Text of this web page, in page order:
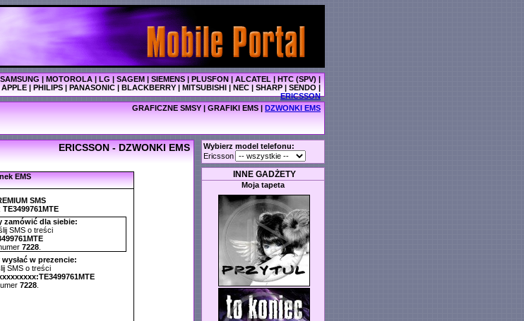
SAMSUNG|MOTOROLA|LG|SAGEM|SIEMENS|PLUSFON|ALCATEL|HTC (SPV)|
APPLE|PHILIPS|PANASONIC|BLACKBERRY|MITSUBISHI|NEC|SHARP|SENDO|
ERICSSON
GRAFICZNE SMSY | GRAFIKI EMS | DZWONKI EMS
ERICSSON - DZWONKI EMS
EMS
SMS
TE3499761MTE
zamówić dla siebie:
SMS o treści
7228.
wysłać w prezencie:
SMS o treści
7228.
Wybierz model telefonu:
Ericsson
INNE GADŻETY
Moja tapeta